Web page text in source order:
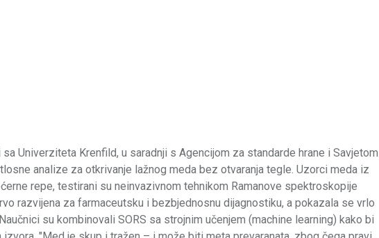
Univerziteta Krenfild, u saradnji s Agencijom za standarde hrane i Savjetom
analize za otkrivanje lažnog meda bez otvaranja tegle. Uzorci meda iz
repe, testirani su neinvazivnom tehnikom Ramanove spektroskopije
razvijena za farmaceutsku i bezbjednosnu dijagnostiku, a pokazala se vrlo
su kombinovali SORS sa strojnim učenjem (machine learning) kako bi